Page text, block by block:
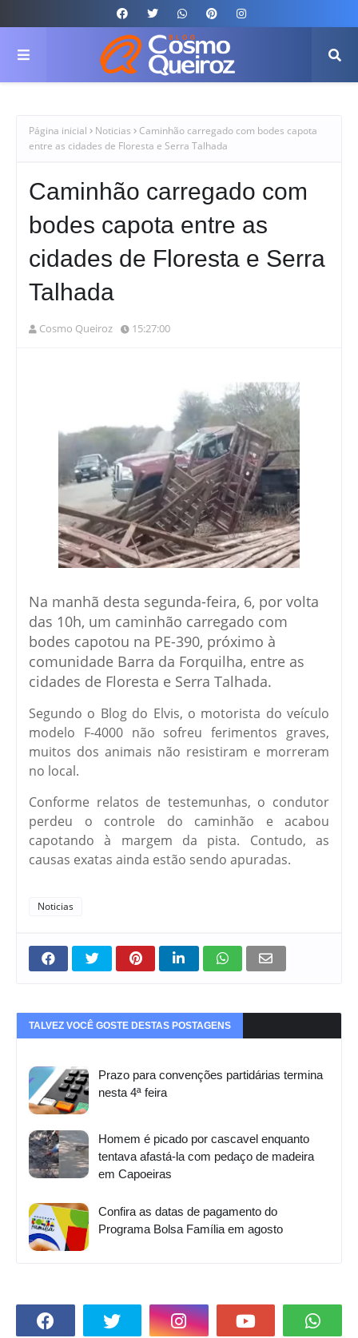
Página inicial Noticias
Caminhão carregado com bodes capota
entre as cidades de Floresta e Serra Talhada
Caminhão carregado com
bodes capota entre as
cidades de Floresta e Serra
Talhada
Cosmo Queiroz 15:27:00
Na manhã desta segunda-feira, 6, por volta
das 10h, um caminhão carregado com
bodes capotou na PE-390, próximo à
comunidade Barra da Forquilha, entre as
cidades de Floresta e Serra Talhada.
Segundo o Blog do Elvis, o motorista do veículo
modelo F-4000 não sofreu ferimentos graves,
muitos dos animais não resistiram e morreram
no local.
Conforme relatos de testemunhas, o condutor
perdeu o controle do caminhão e acabou
capotando à margem da pista. Contudo, as
causas exatas ainda estão sendo apuradas.
Noticias
TALVEZ VOCÊ GOSTE DESTAS POSTAGENS
Prazo para convenções partidárias termina
nesta 4ª feira
Homem é picado por cascavel enquanto
tentava afastá-la com pedaço de madeira
em Capoeiras
Confira as datas de pagamento do
Programa Bolsa Família em agosto